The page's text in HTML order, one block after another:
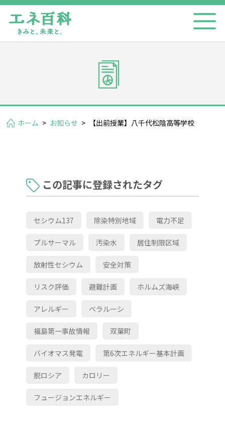
ホーム > お知らせ > 【出前授業】八千代松陰高等学校
この記事に登録されたタグ
セシウム137 除染特別地域 電力不足
プルサーマル 汚染水 居住制限区域
放射性セシウム 安全対策
リスク評価 避難計画 ホルムズ海峡
アレルギー ベラルーシ
福島第一事故情報 双葉町
バイオマス発電 第6次エネルギー基本計画
脱ロシア カロリー
フュージョンエネルギー